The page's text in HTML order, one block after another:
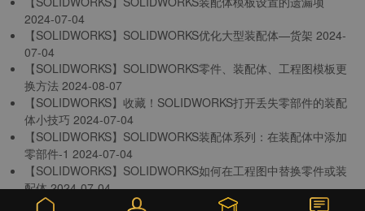
2024-07-04
【SOLIDWORKS】SOLIDWORKS优化大型装配体—货架 2024-
07-04
【SOLIDWORKS】SOLIDWORKS零件、装配体、工程图模板更
换方法 2024-08-07
【SOLIDWORKS】收藏！SOLIDWORKS打开丢失零部件的装配
体小技巧 2024-07-04
【SOLIDWORKS】SOLIDWORKS装配体系列：在装配体中添加
零部件-1 2024-07-04
【SOLIDWORKS】SOLIDWORKS如何在工程图中替换零件或装
配体 2024-07-04
【SOLIDWORKS】SOLIDWORKS装配体系列：在装配体中添加